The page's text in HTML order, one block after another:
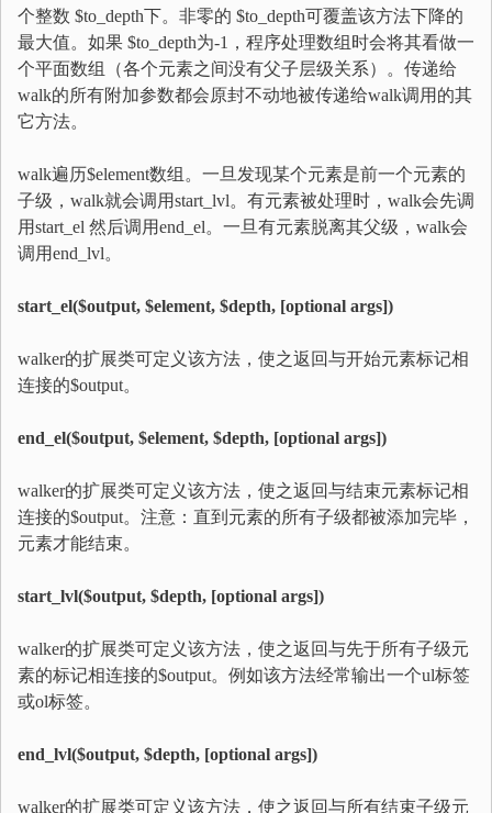
个整数 $to_depth下。非零的 $to_depth可覆盖该方法下降的
最大值。如果 $to_depth为-1，程序处理数组时会将其看做一
个平面数组（各个元素之间没有父子层级关系）。传递给
walk的所有附加参数都会原封不动地被传递给walk调用的其
它方法。
walk遍历$element数组。一旦发现某个元素是前一个元素的
子级，walk就会调用start_lvl。有元素被处理时，walk会先调
用start_el 然后调用end_el。一旦有元素脱离其父级，walk会
调用end_lvl。
start_el($output, $element, $depth, [optional args])
walker的扩展类可定义该方法，使之返回与开始元素标记相
连接的$output。
end_el($output, $element, $depth, [optional args])
walker的扩展类可定义该方法，使之返回与结束元素标记相
连接的$output。注意：直到元素的所有子级都被添加完毕，
元素才能结束。
start_lvl($output, $depth, [optional args])
walker的扩展类可定义该方法，使之返回与先于所有子级元
素的标记相连接的$output。例如该方法经常输出一个ul标签
或ol标签。
end_lvl($output, $depth, [optional args])
walker的扩展类可定义该方法，使之返回与所有结束子级元